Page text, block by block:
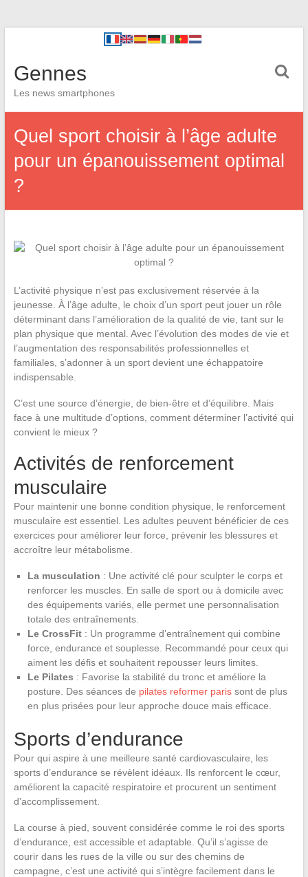
Gennes
Les news smartphones
Quel sport choisir à l’âge adulte
pour un épanouissement optimal
?
L’activité physique n’est pas exclusivement réservée à la
jeunesse. À l’âge adulte, le choix d’un sport peut jouer un rôle
déterminant dans l’amélioration de la qualité de vie, tant sur le
plan physique que mental. Avec l’évolution des modes de vie et
l’augmentation des responsabilités professionnelles et
familiales, s’adonner à un sport devient une échappatoire
indispensable.
C’est une source d’énergie, de bien-être et d’équilibre. Mais
face à une multitude d’options, comment déterminer l’activité qui
convient le mieux ?
Activités de renforcement
musculaire
Pour maintenir une bonne condition physique, le renforcement
musculaire est essentiel. Les adultes peuvent bénéficier de ces
exercices pour améliorer leur force, prévenir les blessures et
accroître leur métabolisme.
La musculation : Une activité clé pour sculpter le corps et
renforcer les muscles. En salle de sport ou à domicile avec
des équipements variés, elle permet une personnalisation
totale des entraînements.
Le CrossFit: Un programme d’entraînement qui combine
force, endurance et souplesse. Recommandé pour ceux qui
aiment les défis et souhaitent repousser leurs limites.
Le Pilates : Favorise la stabilité du tronc et améliore la
posture. Des séances de pilates reformer parissont de plus
en plus prisées pour leur approche douce mais efficace.
Sports d’endurance
Pour qui aspire à une meilleure santé cardiovasculaire, les
sports d’endurance se révèlent idéaux. Ils renforcent le cœur,
améliorent la capacité respiratoire et procurent un sentiment
d’accomplissement.
La course à pied, souvent considérée comme le roi des sports
d’endurance, est accessible et adaptable. Qu’il s’agisse de
courir dans les rues de la ville ou sur des chemins de
campagne, c’est une activité qui s’intègre facilement dans le